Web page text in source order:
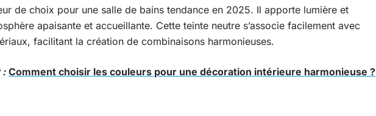
de choix pour une salle de bains tendance en 2025. Il apporte lumière et
apaisante et accueillante. Cette teinte neutre s’associe facilement avec
facilitant la création de combinaisons harmonieuses.
: Comment choisir les couleurs pour une décoration intérieure harmonieuse ?